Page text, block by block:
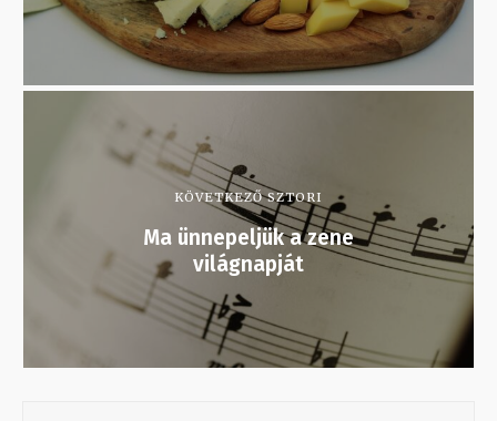
KÖVETKEZŐ SZTORI
Ma ünnepeljük a zene
világnapját